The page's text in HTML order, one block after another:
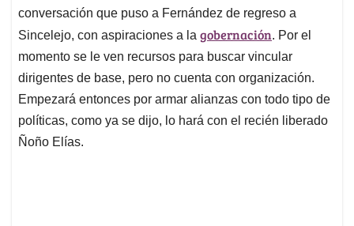
conversación que puso a Fernández de regreso a
Sincelejo, con aspiraciones a la gobernación. Por el
momento se le ven recursos para buscar vincular
dirigentes de base, pero no cuenta con organización.
Empezará entonces por armar alianzas con todo tipo de
políticas, como ya se dijo, lo hará con el recién liberado
Ñoño Elías.